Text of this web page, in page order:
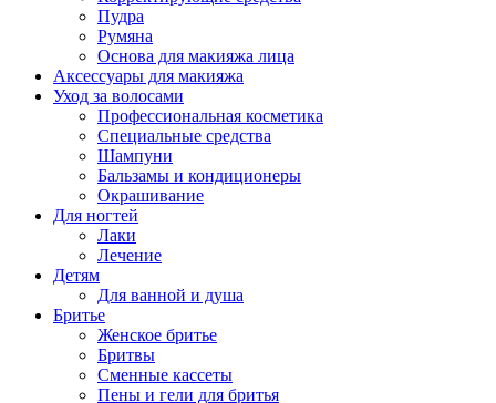
Пудра
Румяна
Основа для макияжа лица
Аксессуары для макияжа
Уход за волосами
Профессиональная косметика
Специальные средства
Шампуни
Бальзамы и кондиционеры
Окрашивание
Для ногтей
Лаки
Лечение
Детям
Для ванной и душа
Бритье
Женское бритье
Бритвы
Сменные кассеты
Пены и гели для бритья